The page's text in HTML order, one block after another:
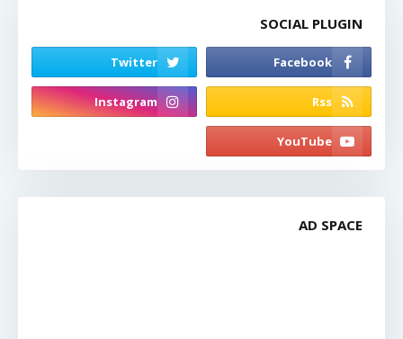
SOCIAL PLUGIN
AD SPACE